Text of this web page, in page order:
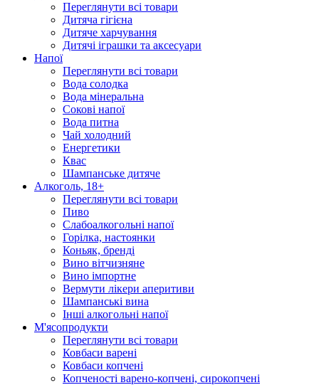
Переглянути всі товари
Дитяча гігієна
Дитяче харчування
Дитячі іграшки та аксесуари
Напої
Переглянути всі товари
Вода солодка
Вода мінеральна
Сокові напої
Вода питна
Чай холодний
Енергетики
Квас
Шампанське дитяче
Алкоголь, 18+
Переглянути всі товари
Пиво
Слабоалкогольні напої
Горілка, настоянки
Коньяк, бренді
Вино вітчизняне
Вино імпортне
Вермути лікери аперитиви
Шампанські вина
Інші алкогольні напої
М'ясопродукти
Переглянути всі товари
Ковбаси варені
Ковбаси копчені
Копченості варено-копчені, сирокопчені